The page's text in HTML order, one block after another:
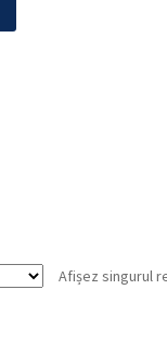
Afișez singurul